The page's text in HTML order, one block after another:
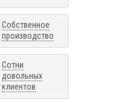
Собственное
производство
Сотни
довольных
клиентов